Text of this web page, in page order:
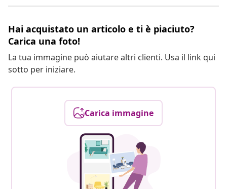
Hai acquistato un articolo e ti è piaciuto?
Carica una foto!
La tua immagine può aiutare altri clienti. Usa il link qui
sotto per iniziare.
Carica immagine